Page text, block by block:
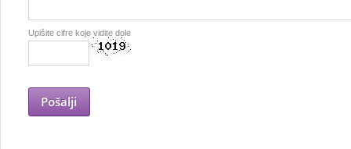
Upišite cifre koje vidite dole